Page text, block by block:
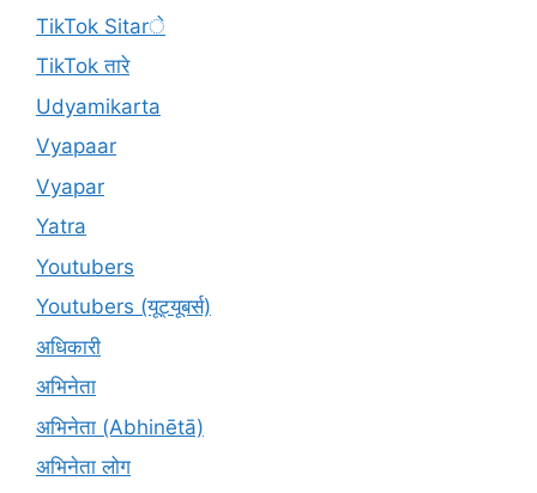
TikTok Sitarे
TikTok तारे
Udyamikarta
Vyapaar
Vyapar
Yatra
Youtubers
Youtubers (यूट्यूबर्स)
अधिकारी
अभिनेता
अभिनेता (Abhinētā)
अभिनेता लोग